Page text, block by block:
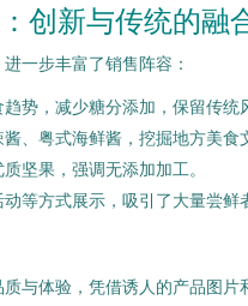
创新与传统的融
一步丰富了销售阵容：
趋势，减少糖分添加，保留传统
酱、粤式海鲜酱，挖掘地方美食
坚果，强调无添加加工。
等方式展示，吸引了大量尝鲜
与体验，凭借诱人的产品图